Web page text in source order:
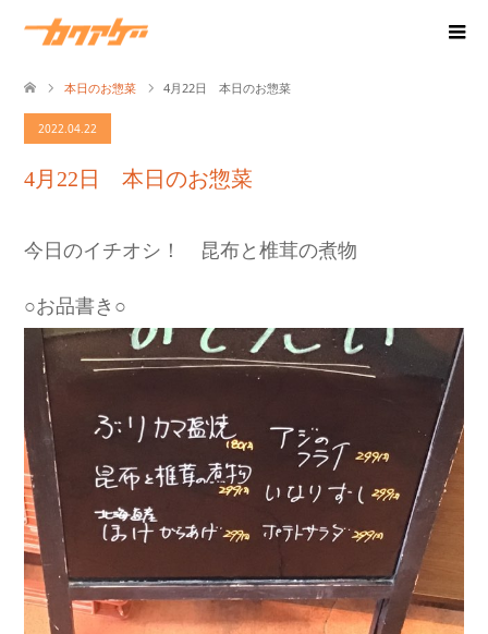
本日のお惣菜 4月22日 本日のお惣菜
2022.04.22
4月22日 本日のお惣菜
今日のイチオシ！ 昆布と椎茸の煮物
○お品書き○